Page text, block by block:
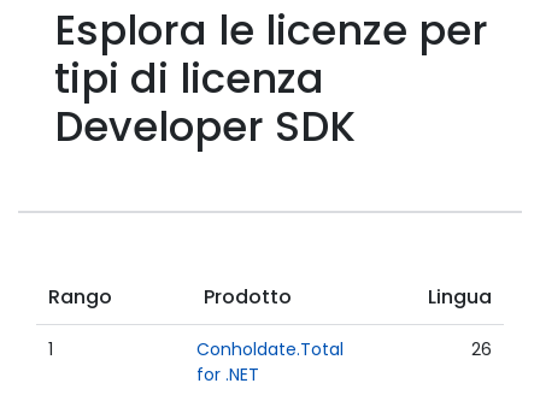
Esplora le licenze per
tipi di licenza
Developer SDK
Rango Prodotto Lingua
1
Conholdate.Total
for .NET
26